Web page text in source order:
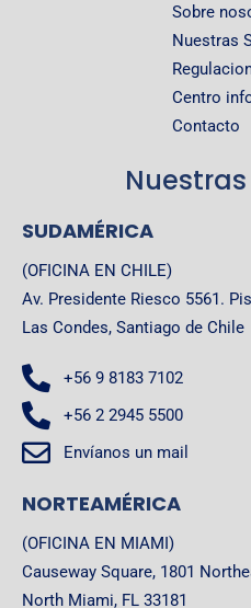
Sobre
Nuestras
Centro
Contacto
Nuestras
SUDAMÉRICA
(OFICINA EN CHILE)
Av. Presidente Riesco 5561.
Las Condes, Santiago de Chile
+56 9 8183 7102
+56 2 2945 5500
Envíanos un mail
NORTEAMÉRICA
(OFICINA EN MIAMI)
Causeway Square, 1801
North Miami, FL 33181